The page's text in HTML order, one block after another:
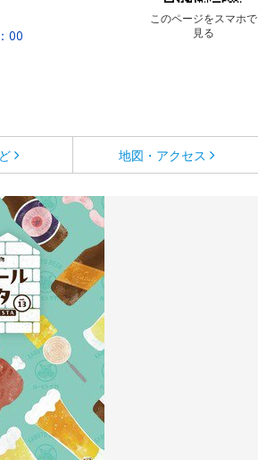
このページをスマホで
見る
00
地図・アクセス